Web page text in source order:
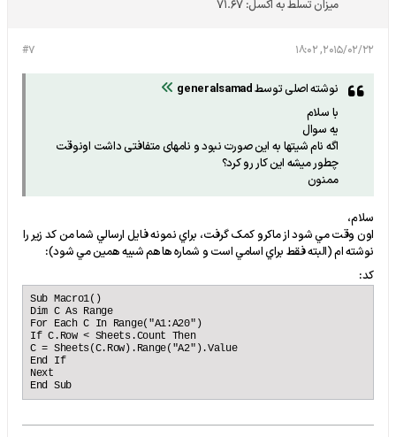
میزان تسلط به اکسل: 71.67
#7 2015/02/22, 18:02
نوشته اصلی توسطgeneralsamad
با سلام
یه سوال
اگه نام شیتها به این صورت نبود و نامهای متفافتی داشت اونوقت
چطور میشه این کار رو کرد؟
ممنون
سلام،
اون وقت مي شود از ماکرو کمک گرفت، براي نمونه فايل ارسالي شما من کد زير را
نوشته ام (البته فقط براي اسامي است و شماره ها هم شبيه همين مي شود):
کد:
Sub Macro1()
Dim C As Range
For Each C In Range("A1:A20")
If C.Row < Sheets.Count Then
C = Sheets(C.Row).Range("A2").Value
End If
Next
End Sub